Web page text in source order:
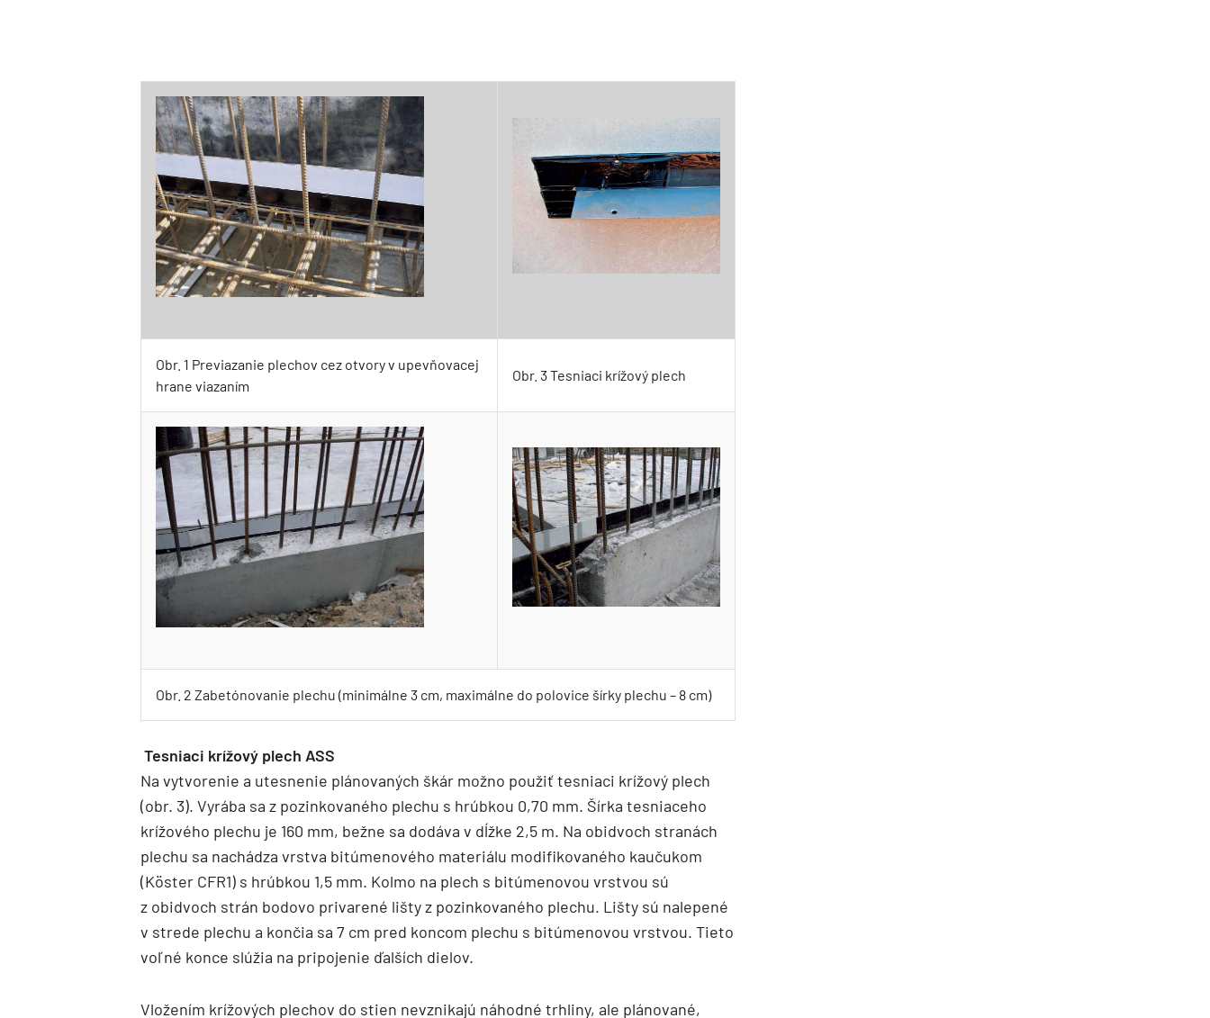
Obr. 1 Previazanie plechov cez otvory v upevňovacej
hrane viazaním
Obr. 3 Tesniaci krížový plech
Obr. 2 Zabetónovanie plechu (minimálne 3 cm, maximálne do polovice šírky plechu – 8 cm)
Tesniaci krížový plech ASS
Na vytvorenie a utesnenie plánovaných škár možno použiť tesniaci krížový plech
(obr. 3). Vyrába sa z pozinkovaného plechu s hrúbkou 0,70 mm. Šírka tesniaceho
krížového plechu je 160 mm, bežne sa dodáva v dĺžke 2,5 m. Na obidvoch stranách
plechu sa nachádza vrstva bitúmenového materiálu modifikovaného kaučukom
(Köster CFR1) s hrúbkou 1,5 mm. Kolmo na plech s bitúmenovou vrstvou sú
z obidvoch strán bodovo privarené lišty z pozinkovaného plechu. Lišty sú nalepené
v strede plechu a končia sa 7 cm pred koncom plechu s bitúmenovou vrstvou. Tieto
voľné konce slúžia na pripojenie ďalších dielov.
Vložením krížových plechov do stien nevznikajú náhodné trhliny, ale plánované,